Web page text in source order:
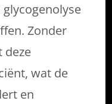
Zonder
deze
wat de
en